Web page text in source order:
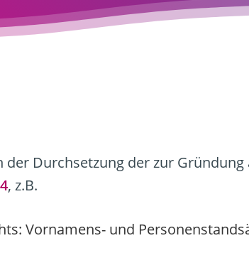
Durchsetzung der zur
, z.B.
Vornamens- und